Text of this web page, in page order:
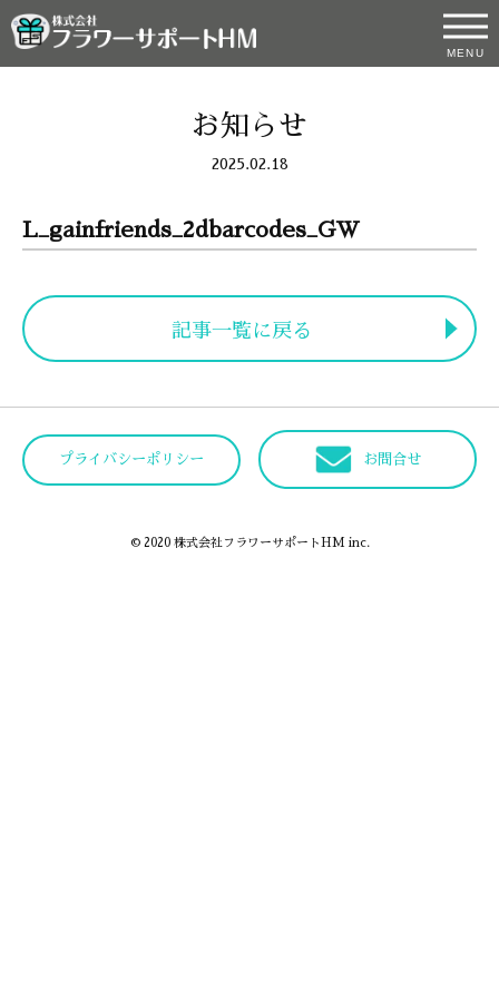
お知らせ
2025.02.18
L_gainfriends_2dbarcodes_GW
記事一覧に戻る
プライバシーポリシー お問合せ
© 2020 株式会社フラワーサポートHM inc.
MENU